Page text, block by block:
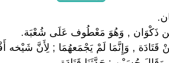
ذَكْوَان , وَهُوَ مَعْطُوف عَلَى شُعْبَة.
قَتَادَة , وَإِنَّمَا لَمْ يَجْمَعهُمَا ; لِأَنَّ شَيْخه